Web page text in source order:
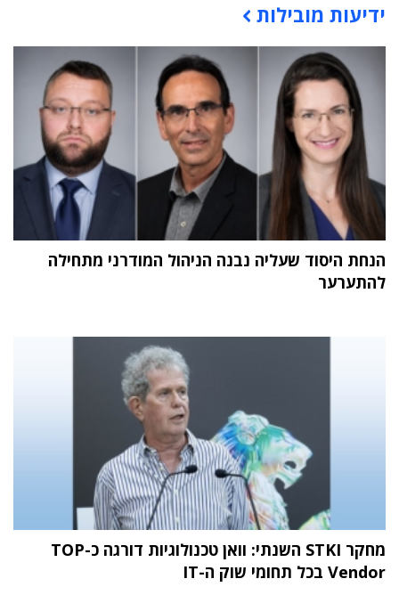
תוכן פרסומי
ידיעות מובילות
הנחת היסוד שעליה נבנה הניהול המודרני מתחילה
להתערער
מחקר STKI השנתי: וואן טכנולוגיות דורגה כ-TOP
Vendor בכל תחומי שוק ה-IT